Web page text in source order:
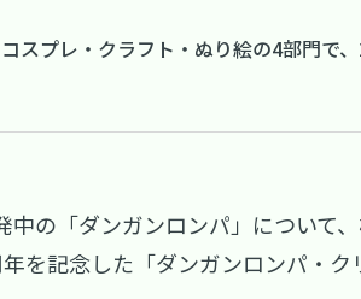
プレ・クラフト・ぬり絵の4部門で
の「ダンガンロンパ」について
記念した「ダンガンロンパ・ク